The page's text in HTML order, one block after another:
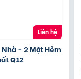
– 2 Mặt Hẻm
Q12
Liên hệ